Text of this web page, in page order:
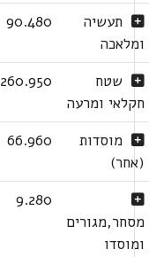
תעשיה
ומלאכה
90.480
שטח
חקלאי ומרעה
260.950
מוסדות
(אחר)
66.960
מסחר,מגורים
ומוסדו
9.280